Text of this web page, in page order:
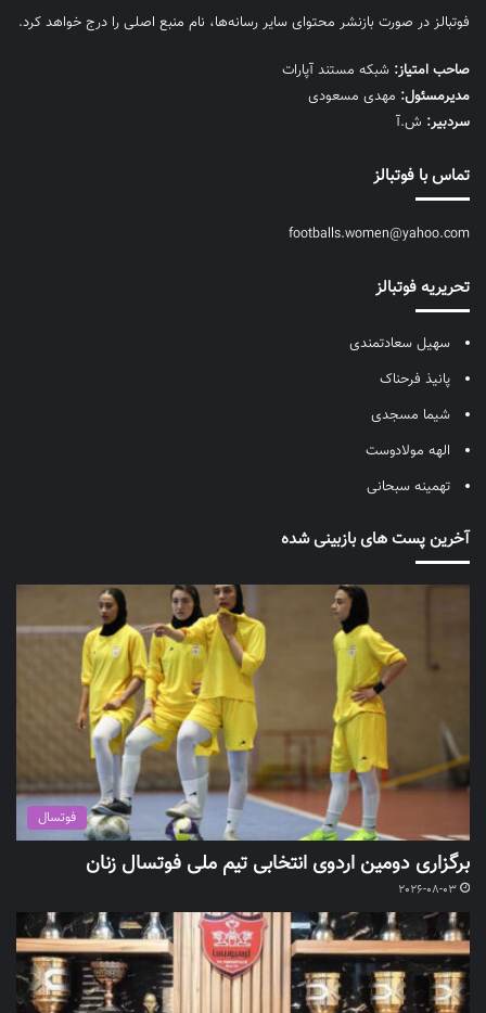
فوتبالز در صورت بازنشر محتوای سایر رسانه‌ها، نام منبع اصلی را درج خواهد کرد.
صاحب امتیاز: شبکه مستند آپارات
مديرمسئول: مهدی مسعودی
سردبیر: ش.آ
تماس با فوتبالز
footballs.women@yahoo.com
تحریریه فوتبالز
سهیل سعادتمندی
پانیذ فرحناک
شیما مسجدی
الهه مولادوست
تهمینه سبحانی
آخرین پست های بازبینی شده
فوتسال
برگزاری دومین اردوی انتخابی تیم ملی فوتسال زنان
2026-08-03